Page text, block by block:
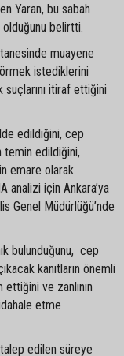
Yaran, bu sabah
olduğunu belirtti.
muayene
istediklerini
suçlarını itiraf ettiğini
edildiğini, cep
temin edildiğini,
emare olarak
analizi için Ankara’ya
Genel Müdürlüğü’nde
bulunduğunu, cep
kanıtların önemli
ve zanlının
etme
edilen süreye